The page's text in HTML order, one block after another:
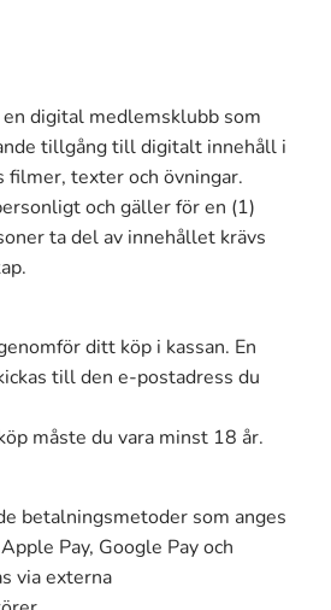
digital medlemsklubb som
tillgång till digitalt innehåll i
filmer, texter och övningar.
och gäller för en (1)
ta del av innehållet krävs
ditt köp i kassan. En
till den e-postadress du
måste du vara minst 18 år.
betalningsmetoder som anges
Pay, Google Pay och
via externa